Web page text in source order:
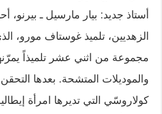
أستاذ جديد: بيار مارسيل ـ بيرنو،
الزهديين، تلميذ غوستاف مورو،
مجموعة من اثني عشر تلميذاً
والموديلات المتشحة. بعدها
كولاروسّي التي تديرها امرأة